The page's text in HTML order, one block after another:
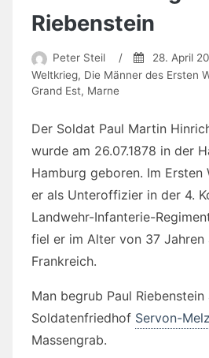
Riebenstein
Peter Steil / 28. April
Weltkrieg, Die Männer des Ersten
Grand Est, Marne
Der Soldat Paul Martin
wurde am 26.07.1878 in der
Hamburg geboren. Im
er als Unteroffizier in der 4.
Landwehr-Infanterie-
fiel er im Alter von 37 Jahren
Frankreich.
Man begrub Paul Riebenstein
Soldatenfriedhof Servon-
Massengrab.